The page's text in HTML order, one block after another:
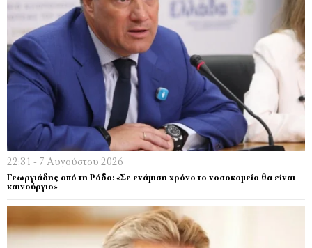
22:31 - 7 Αυγούστου 2026
Γεωργιάδης από τη Ρόδο: «Σε ενάμιση χρόνο το νοσοκομείο θα είναι
καινούργιο»